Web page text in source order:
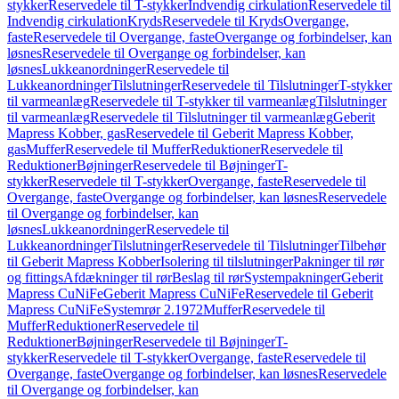
stykkerReservedele til T-stykkerIndvendig cirkulationReservedele til
Indvendig cirkulationKrydsReservedele til KrydsOvergange,
fasteReservedele til Overgange, fasteOvergange og forbindelser, kan
løsnesReservedele til Overgange og forbindelser, kan
løsnesLukkeanordningerReservedele til
LukkeanordningerTilslutningerReservedele til TilslutningerT-stykker
til varmeanlægReservedele til T-stykker til varmeanlægTilslutninger
til varmeanlægReservedele til Tilslutninger til varmeanlægGeberit
Mapress Kobber, gasReservedele til Geberit Mapress Kobber,
gasMufferReservedele til MufferReduktionerReservedele til
ReduktionerBøjningerReservedele til BøjningerT-
stykkerReservedele til T-stykkerOvergange, fasteReservedele til
Overgange, fasteOvergange og forbindelser, kan løsnesReservedele
til Overgange og forbindelser, kan
løsnesLukkeanordningerReservedele til
LukkeanordningerTilslutningerReservedele til TilslutningerTilbehør
til Geberit Mapress KobberIsolering til tilslutningerPakninger til rør
og fittingsAfdækninger til rørBeslag til rørSystempakningerGeberit
Mapress CuNiFeGeberit Mapress CuNiFeReservedele til Geberit
Mapress CuNiFeSystemrør 2.1972MufferReservedele til
MufferReduktionerReservedele til
ReduktionerBøjningerReservedele til BøjningerT-
stykkerReservedele til T-stykkerOvergange, fasteReservedele til
Overgange, fasteOvergange og forbindelser, kan løsnesReservedele
til Overgange og forbindelser, kan